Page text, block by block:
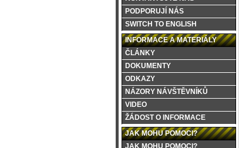
PODPORUJÍ NÁS
SWITCH TO ENGLISH
INFORMACE A MATERIÁLY
ČLÁNKY
DOKUMENTY
ODKAZY
NÁZORY NÁVŠTĚVNÍKŮ
VIDEO
ŽÁDOST O INFORMACE
JAK MOHU POMOCI?
JAK MOHU POMOCI?